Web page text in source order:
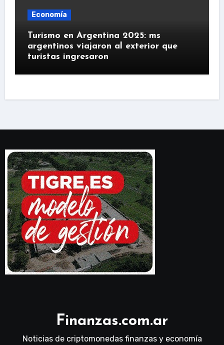
Economía
Turismo en Argentina 2025: ms
argentinos viajaron al exterior que
turistas ingresaron
Finanzas.com.ar
Noticias de criptomonedas finanzas y economía